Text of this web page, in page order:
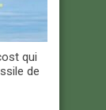
qui
de